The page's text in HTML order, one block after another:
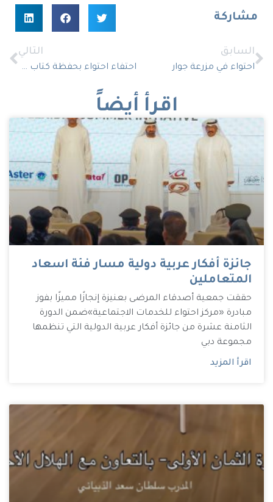
مشاركة
السابق
احتواء في مزرعة جوار
التالي
احتفاء احتواء بحفظة كتاب الله
اقرأ أيضاً
جائزة أفكار عربية دولية مسار فئة اسعاد
المتعاملين
حققت جمعية أصدقاء المرضى بعنيزة إنجازًا مميزًا بفوز
مبادرة «مركز احتواء للخدمات الاجتماعية»ضمن الدورة
الثامنة عشرة من جائزة أفكار عربية الدولية التي تنظمها
مجموعة دبي
اقرأ المزيد